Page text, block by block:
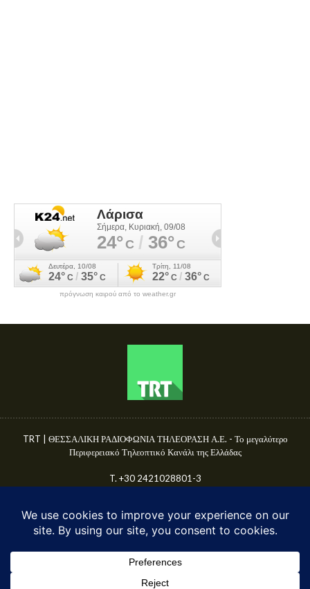
πρόγνωση καιρού από το weather.gr
TRT | ΘΕΣΣΑΛΙΚΗ ΡΑΔΙΟΦΩΝΙΑ ΤΗΛΕΟΡΑΣΗ Α.Ε. - Το μεγαλύτερο
Περιφερειακό Τηλεοπτικό Κανάλι της Ελλάδας
T. +30 2421028801-3
© TRT A.E. 2025